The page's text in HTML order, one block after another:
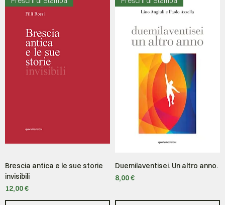
Brescia antica e le sue storie
invisibili
Prezzo
12,00 €
Duemilaventisei. Un altro anno.
Prezzo
8,00 €